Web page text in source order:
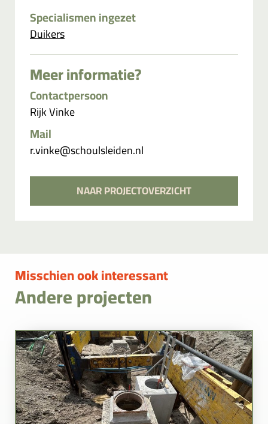
Specialismen ingezet
Duikers
Meer informatie?
Contactpersoon
Rijk Vinke
Mail
r.vinke@schoulsleiden.nl
NAAR PROJECTOVERZICHT
Misschien ook interessant
Andere projecten